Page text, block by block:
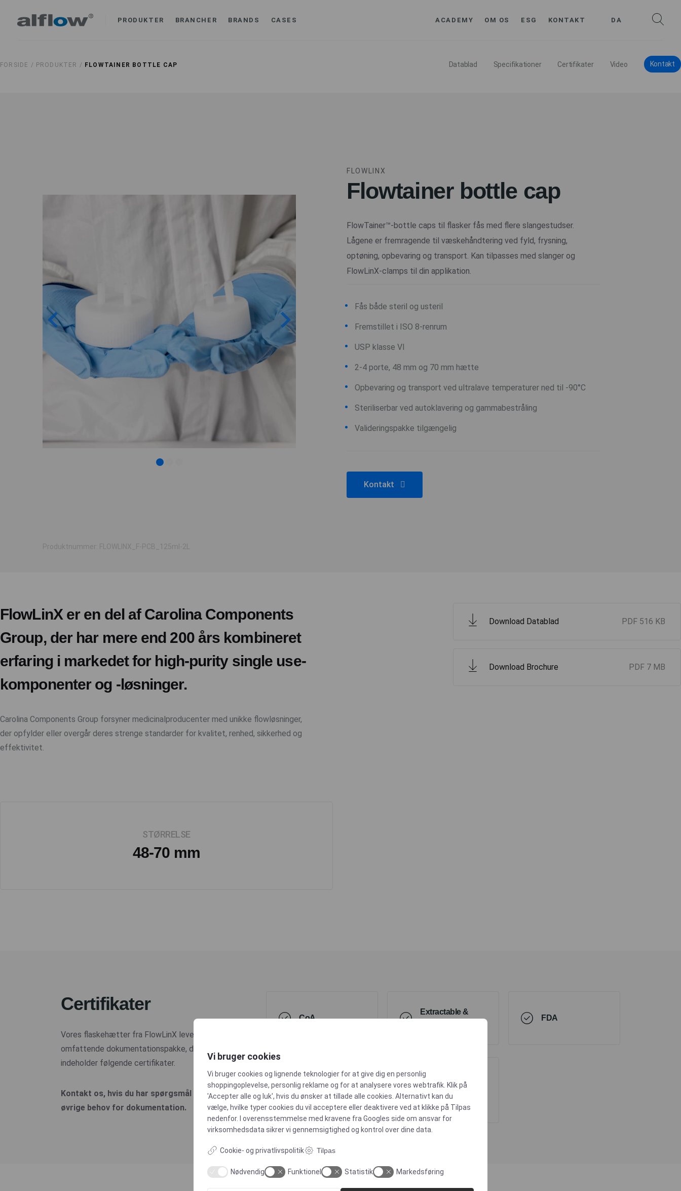
PRODUKTER BRANCHER BRANDS CASES ACADEMY OM OS ESG KONTAKT DA
FORSIDE / PRODUKTER / FLOWTAINER BOTTLE CAP Datablad Specifikationer Certifikater Video Kontakt
FLOWLINX
Flowtainer bottle cap
FlowTainer™-bottle caps til flasker fås med flere slangestudser.
Lågene er fremragende til væskehåndtering ved fyld, frysning,
optøning, opbevaring og transport. Kan tilpasses med slanger og
FlowLinX-clamps til din applikation.
Fås både steril og usteril
Fremstillet i ISO 8-renrum
USP klasse VI
2-4 porte, 48 mm og 70 mm hætte
Opbevaring og transport ved ultralave temperaturer ned til -90°C
Steriliserbar ved autoklavering og gammabestråling
Valideringspakke tilgængelig
Kontakt
Produktnummer: FLOWLINX_F-PCB_125ml-2L
FlowLinX er en del af Carolina Components
Group, der har mere end 200 års kombineret
erfaring i markedet for high-purity single use-
komponenter og -løsninger.
Carolina Components Group forsyner medicinalproducenter med unikke flowløsninger,
der opfylder eller overgår deres strenge standarder for kvalitet, renhed, sikkerhed og
effektivitet.
Download Datablad PDF 516 KB
Download Brochure PDF 7 MB
STØRRELSE
48-70 mm
Certifikater
Vores flaskehætter fra FlowLinX leveres med en
omfattende dokumentationspakke, der bl.a.
indeholder følgende certifikater.
Kontakt os, hvis du har spørgsmål eller
øvrige behov for dokumentation.
CoA
Extractable &
FDA
Produced in ISO
Class 8
Cleanroom
USP Class VI
Vi bruger cookies
Vi bruger cookies og lignende teknologier for at give dig en personlig
shoppingoplevelse, personlig reklame og for at analysere vores webtrafik. Klik på
'Accepter alle og luk', hvis du ønsker at tillade alle cookies. Alternativt kan du
vælge, hvilke typer cookies du vil acceptere eller deaktivere ved at klikke på Tilpas
nedenfor. I overensstemmelse med kravene fra Googles side om ansvar for
virksomhedsdata sikrer vi gennemsigtighed og kontrol over dine data.
Cookie- og privatlivspolitik Tilpas
Nødvendig Funktionel Statistik Markedsføring